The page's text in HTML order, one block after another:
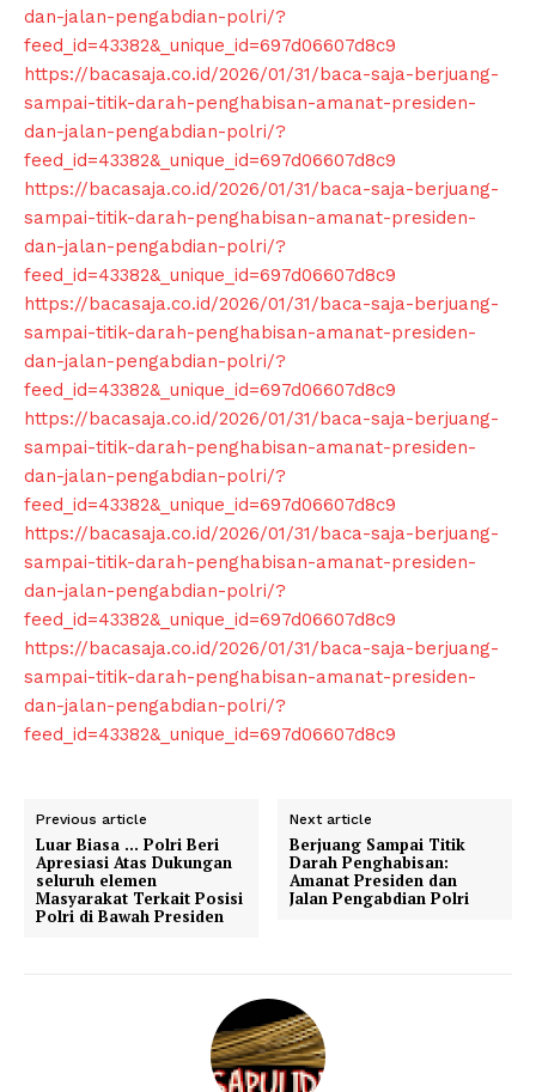
dan-jalan-pengabdian-polri/?
feed_id=43382&_unique_id=697d06607d8c9
https://bacasaja.co.id/2026/01/31/baca-saja-berjuang-
sampai-titik-darah-penghabisan-amanat-presiden-
dan-jalan-pengabdian-polri/?
feed_id=43382&_unique_id=697d06607d8c9
https://bacasaja.co.id/2026/01/31/baca-saja-berjuang-
sampai-titik-darah-penghabisan-amanat-presiden-
dan-jalan-pengabdian-polri/?
feed_id=43382&_unique_id=697d06607d8c9
https://bacasaja.co.id/2026/01/31/baca-saja-berjuang-
sampai-titik-darah-penghabisan-amanat-presiden-
dan-jalan-pengabdian-polri/?
feed_id=43382&_unique_id=697d06607d8c9
https://bacasaja.co.id/2026/01/31/baca-saja-berjuang-
sampai-titik-darah-penghabisan-amanat-presiden-
dan-jalan-pengabdian-polri/?
feed_id=43382&_unique_id=697d06607d8c9
https://bacasaja.co.id/2026/01/31/baca-saja-berjuang-
sampai-titik-darah-penghabisan-amanat-presiden-
dan-jalan-pengabdian-polri/?
feed_id=43382&_unique_id=697d06607d8c9
https://bacasaja.co.id/2026/01/31/baca-saja-berjuang-
sampai-titik-darah-penghabisan-amanat-presiden-
dan-jalan-pengabdian-polri/?
feed_id=43382&_unique_id=697d06607d8c9
Previous article
Luar Biasa … Polri Beri
Apresiasi Atas Dukungan
seluruh elemen
Masyarakat Terkait Posisi
Polri di Bawah Presiden
Next article
Berjuang Sampai Titik
Darah Penghabisan:
Amanat Presiden dan
Jalan Pengabdian Polri